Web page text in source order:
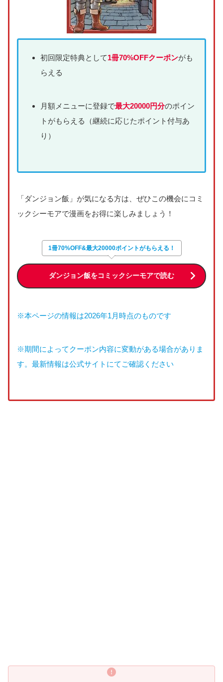
初回限定特典として1冊70%OFFクーポンがも
らえる
月額メニューに登録で最大20000円分のポイン
トがもらえる（継続に応じたポイント付与あ
り）
「ダンジョン飯」が気になる方は、ぜひこの機会にコミ
ックシーモアで漫画をお得に楽しみましょう！
1冊70%OFF&最大20000ポイントがもらえる！
ダンジョン飯をコミックシーモアで読む
※本ページの情報は2026年1月時点のものです
※期間によってクーポン内容に変動がある場合がありま
す。最新情報は公式サイトにてご確認ください